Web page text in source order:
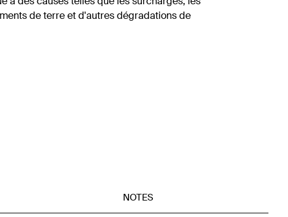
de terre et d'autres dégradations de
NOTES